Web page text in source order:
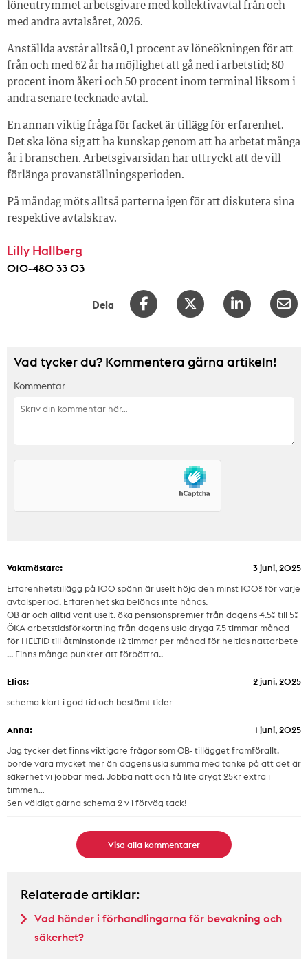
löneutrymmet arbetsgivare med kollektivavtal från och
med andra avtalsåret, 2026.
Anställda avstår alltså 0,1 procent av löneökningen för att
från och med 62 år ha möjlighet att gå ned i arbetstid; 80
procent inom åkeri och 50 procent inom terminal liksom i
andra senare tecknade avtal.
En annan viktig fråga för facket är tillägg för erfarenhet.
Det ska löna sig att ha kunskap genom att ha arbetat många
år i branschen. Arbetsgivarsidan har uttryckt att de vill
förlänga provanställningsperioden.
På måndag möts alltså parterna igen för att diskutera sina
respektive avtalskrav.
Lilly Hallberg
010-480 33 03
Dela
Vad tycker du? Kommentera gärna artikeln!
Kommentar
Vaktmästare:
3 juni, 2025
Erfarenhetstillägg på 100 spänn är uselt höja den minst 100% för varje
avtalsperiod. Erfarenhet ska belönas inte hånas.
OB är och alltid varit uselt. öka pensionspremier från dagens 4.5% till 5%
ÖKA arbetstidsförkortning från dagens usla dryga 7.5 timmar månad
för HELTID till åtminstonde 12 timmar per månad för heltids nattarbete
... Finns många punkter att förbättra..
Elias:
2 juni, 2025
schema klart i god tid och bestämt tider
Anna:
1 juni, 2025
Jag tycker det finns viktigare frågor som OB- tillägget framförallt,
borde vara mycket mer än dagens usla summa med tanke på att det är
säkerhet vi jobbar med. Jobba natt och få lite drygt 25kr extra i
timmen…
Sen väldigt gärna schema 2 v i förväg tack!
Visa alla kommentarer
Relaterade artiklar:
Vad händer i förhandlingarna för bevakning och
säkerhet?